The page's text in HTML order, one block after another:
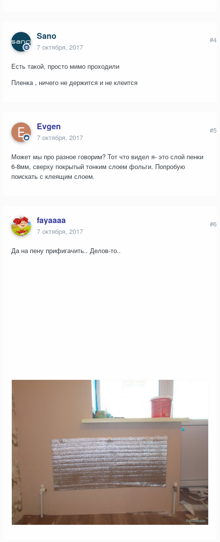
Sano
7 октября, 2017
#4
Есть такой, просто мимо проходили
Пленка , ничего не держится и не клеится
Evgen
7 октября, 2017
#5
Может мы про разное говорим? Тот что видел я- это слой пенки
6-8мм, сверху покрытый тонким слоем фольги. Попробую
поискать с клеящим слоем.
fayaaaa
7 октября, 2017
#6
Да на пену прифигачить.. Делов-то..